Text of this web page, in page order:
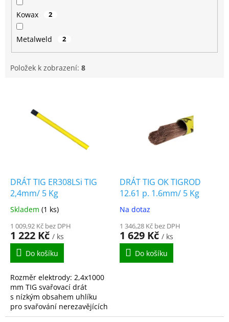
Kowax 2
Metalweld 2
Položek k zobrazení: 8
u
DRÁT TIG ER308LSi TIG
2,4mm/ 5 Kg
Skladem (1 ks)
1 009,92 Kč bez DPH
1 222 Kč / ks
Do košíku
Rozměr elektrody: 2,4x1000
mm TIG svařovací drát
s nízkým obsahem uhlíku
pro svařování nerezavějících
ocelí typu 18Cr8Ni. Dobrá
DRÁT TIG OK TIGROD
12.61 p. 1.6mm/ 5 Kg
Na dotaz
1 346,28 Kč bez DPH
1 629 Kč / ks
Do košíku